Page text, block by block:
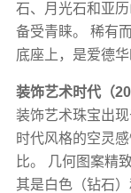
石、月光石和亚
备受青睐。 稀有
底座上，是爱德
装饰艺术时代（
装饰艺术珠宝出
时代风格的空灵
比。 几何图案精
其是白色（钻石